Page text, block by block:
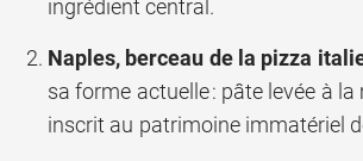
ingrédient central.
Naples, berceau de la pizza
sa forme actuelle : pâte levée à
inscrit au patrimoine immatériel